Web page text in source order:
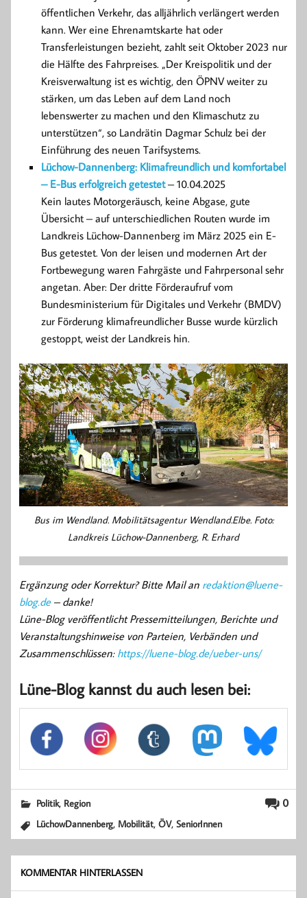
öffentlichen Verkehr, das alljährlich verlängert werden
kann. Wer eine Ehrenamtskarte hat oder
Transferleistungen bezieht, zahlt seit Oktober 2023 nur
die Hälfte des Fahrpreises. „Der Kreispolitik und der
Kreisverwaltung ist es wichtig, den ÖPNV weiter zu
stärken, um das Leben auf dem Land noch
lebenswerter zu machen und den Klimaschutz zu
unterstützen“, so Landrätin Dagmar Schulz bei der
Einführung des neuen Tarifsystems.
Lüchow-Dannenberg: Klimafreundlich und komfortabel
– E-Bus erfolgreich getestet– 10.04.2025
Kein lautes Motorgeräusch, keine Abgase, gute
Übersicht – auf unterschiedlichen Routen wurde im
Landkreis Lüchow-Dannenberg im März 2025 ein E-
Bus getestet. Von der leisen und modernen Art der
Fortbewegung waren Fahrgäste und Fahrpersonal sehr
angetan. Aber: Der dritte Förderaufruf vom
Bundesministerium für Digitales und Verkehr (BMDV)
zur Förderung klimafreundlicher Busse wurde kürzlich
gestoppt, weist der Landkreis hin.
Bus im Wendland. Mobilitätsagentur Wendland.Elbe. Foto:
Landkreis Lüchow-Dannenberg, R. Erhard
Ergänzung oder Korrektur? Bitte Mail an redaktion@luene-
blog.de– danke!
Lüne-Blog veröffentlicht Pressemitteilungen, Berichte und
Veranstaltungshinweise von Parteien, Verbänden und
Zusammenschlüssen: https://luene-blog.de/ueber-uns/
Lüne-Blog kannst du auch lesen bei:
0
Politik, Region
LüchowDannenberg, Mobilität,ÖV,SeniorInnen
KOMMENTAR HINTERLASSEN